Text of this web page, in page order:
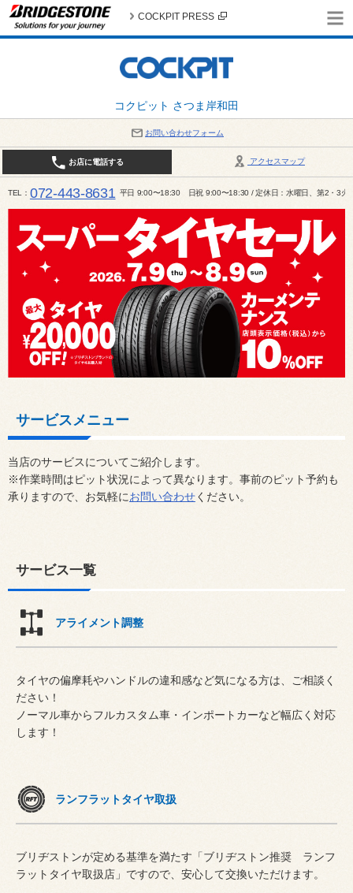
コクピット さつま岸和田
COCKPIT PRESS
お問い合わせフォーム
アクセスマップ
お店に電話する
TEL 072-443-8631 平日 9:00〜18:30 日祝 9:00〜18:30 / 定休日：水曜日、第2・3火
サービスメニュー
当店のサービスについてご紹介します。
※作業時間はピット状況によって異なります。事前のピット予約も
承りますので、お気軽にお問い合わせください。
サービス一覧
アライメント調整
タイヤの偏摩耗やハンドルの違和感など気になる方は、ご相談く
ださい！
ノーマル車からフルカスタム車・インポートカーなど幅広く対応
します！
ランフラットタイヤ取扱
ブリヂストンが定める基準を満たす「ブリヂストン推奨 ランフ
ラットタイヤ取扱店」ですので、安心して交換いただけます。